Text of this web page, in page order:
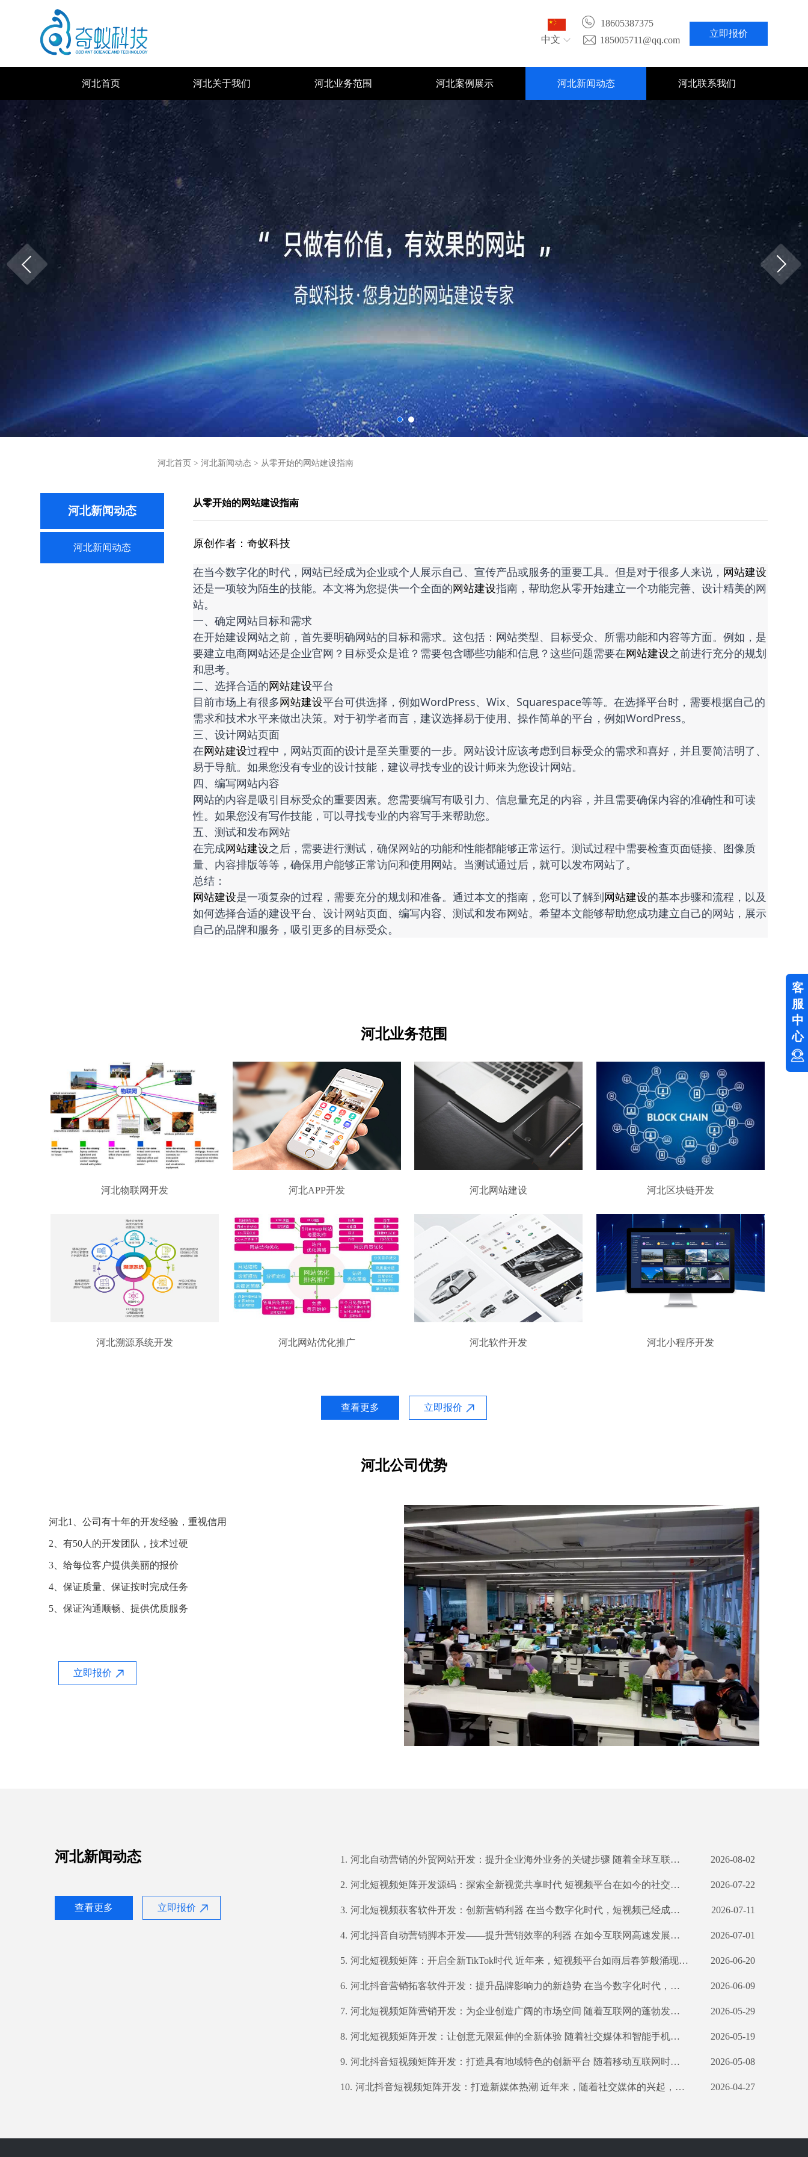
中文
18605387375
185005711@qq.com
立即报价
河北首页 河北关于我们 河北业务范围 河北案例展示 河北新闻动态 河北联系我们
河北首页 > 河北新闻动态> 从零开始的网站建设指南
河北新闻动态
河北新闻动态
从零开始的网站建设指南
原创作者：奇蚁科技
在当今数字化的时代，网站已经成为企业或个人展示自己、宣传产品或服务的重要工具。但是对于很多人来说， 网站建设
还是一项较为陌生的技能。本文将为您提供一个全面的网站建设指南，帮助您从零开始建立一个功能完善、设计精美的网
站。
一、确定网站目标和需求
在开始建设网站之前，首先要明确网站的目标和需求。这包括：网站类型、目标受众、所需功能和内容等方面。例如，是
要建立电商网站还是企业官网？目标受众是谁？需要包含哪些功能和信息？这些问题需要在网站建设之前进行充分的规划
和思考。
二、选择合适的网站建设平台
目前市场上有很多网站建设平台可供选择，例如WordPress、Wix、Squarespace等等。在选择平台时，需要根据自己的
需求和技术水平来做出决策。对于初学者而言，建议选择易于使用、操作简单的平台，例如WordPress。
三、设计网站页面
在网站建设过程中，网站页面的设计是至关重要的一步。网站设计应该考虑到目标受众的需求和喜好，并且要简洁明了、
易于导航。如果您没有专业的设计技能，建议寻找专业的设计师来为您设计网站。
四、编写网站内容
网站的内容是吸引目标受众的重要因素。您需要编写有吸引力、信息量充足的内容，并且需要确保内容的准确性和可读
性。如果您没有写作技能，可以寻找专业的内容写手来帮助您。
五、测试和发布网站
在完成网站建设之后，需要进行测试，确保网站的功能和性能都能够正常运行。测试过程中需要检查页面链接、图像质
量、内容排版等等，确保用户能够正常访问和使用网站。当测试通过后，就可以发布网站了。
总结：
网站建设是一项复杂的过程，需要充分的规划和准备。通过本文的指南，您可以了解到网站建设的基本步骤和流程，以及
如何选择合适的建设平台、设计网站页面、编写内容、测试和发布网站。希望本文能够帮助您成功建立自己的网站，展示
自己的品牌和服务，吸引更多的目标受众。
河北业务范围
河北物联网开发 河北APP开发 河北网站建设 河北区块链开发
河北溯源系统开发 河北网站优化推广 河北软件开发 河北小程序开发
查看更多 立即报价
河北公司优势
河北1、公司有十年的开发经验，重视信用
2、有50人的开发团队，技术过硬
3、给每位客户提供美丽的报价
4、保证质量、保证按时完成任务
5、保证沟通顺畅、提供优质服务
立即报价
河北新闻动态
查看更多 立即报价
1. 河北自动营销的外贸网站开发：提升企业海外业务的关键步骤 随着全球互联网的迅猛发展和经济全球化的深入推进，越来越多的中小企业开始意识到海外市场的巨大商机。作为中国重要的外贸省份之一，河北省的企业们也积极参与到国际贸易中来。在这个竞争激烈的时代，建立一个优质的外贸网站成为了河北企业进军国际市场的必然选择。 外贸网站的开发不仅仅是一个展示企业形象的平台，更是一种自动化营销工具。在传统的外贸模式下，企业需要投入大量的人力和资金成本，进行市场调研、找寻潜在客户、洽谈合作等一系列繁琐的工作。然而，通过建立一个自动 2026-08-02
2. 河北短视频矩阵开发源码：探索全新视觉共享时代 短视频平台在如今的社交媒体时代中扮演着重要的角色，它们让人们可以快速轻松地传播自己的创意和故事。河北短视频矩阵开发源码不仅仅是一个简单的视频分享平台，它更是一个开放创新的社交平台，为用户提供了一个展示自我的舞台。 随着移动互联网和智能手机的普及，人们越来越依赖短视频平台来表达自己的想法和分享生活的点滴。而河北短视频矩阵开发源码的出现，为大众提供了一个定制化的短视频平台解决方案。这个源码包含了各种丰富的功能和工具，让用户可以轻松创建、编辑和分享自己的短视频内 2026-07-22
3. 河北短视频获客软件开发：创新营销利器 在当今数字化时代，短视频已经成为了互联网中的一种主流内容形式。短视频以其短小精悍的特点，能够在短时间内吸引用户的注意力，传递信息和表达情感。对于企业而言，利用短视频来获得潜在客户成为了一种越来越受欢迎的营销策略。在河北，随着移动互联网的普及以及用户对视频内容的需求增加，河北短视频获客软件开发也随之兴起。 河北短视频获客软件开发旨在通过定制化开发适合不同企业需求的短视频软件，帮助企业提升品牌知名度、吸引潜在客户并最终实现销售增长。这些软件具备简洁易用的特点，可让用户 2026-07-11
4. 河北抖音自动营销脚本开发——提升营销效率的利器 在如今互联网高速发展的时代，社交媒体平台已经成为企业营销的重要渠道之一。而抖音作为中国最受欢迎的短视频平台之一，拥有庞大的用户群体和广阔的市场潜力，吸引了越来越多的企业和个人参与其中。然而，随着竞争的加剧，如何提高抖音营销效果却成为了摆在许多企业面前的难题。 河北抖音自动营销脚本的开发应运而生，它在提升营销效率、降低人力成本方面发挥着重要作用。这个脚本利用自动化技术，可以自动完成一系列繁琐的操作，帮助企业快速实现抖音营销目标，节省大量的人工劳动。 首先 2026-07-01
5. 河北短视频矩阵：开启全新TikTok时代 近年来，短视频平台如雨后春笋般涌现，在年轻人中掀起了一股热潮。而TikTok作为其中的佼佼者，以其独特魅力吸引了无数用户的关注。如今，河北省也在积极打造属于自己的TikTok短视频矩阵，开创全新的时代。 作为中国人口最多的省份之一，河北拥有庞大的潜在用户群体，这也为TikTok短视频的发展提供了巨大的市场潜力。为了更好地满足用户的需求，河北省积极引入了先进的技术和创新理念，努力打造具有竞争力的短视频矩阵。 首先，河北省致力于搭建一个多元化的内容创作生态系统。 2026-06-20
6. 河北抖音营销拓客软件开发：提升品牌影响力的新趋势 在当今数字化时代，企业的市场营销策略已经发生了重大的变化。尤其在社交媒体平台蓬勃发展的背景下，抖音作为中国最受欢迎的短视频应用之一，已经成为企业拓展品牌影响力和推广产品的利器。为了更好地利用抖音平台进行推广，越来越多的企业开始寻求河北抖音营销拓客软件的开发，以实现市场竞争的优势。 河北抖音营销拓客软件的开发在当地商业领域逐渐兴起。通过这种软件，企业可以更加高效地管理、推广和分析抖音账号。首先，该软件允许企业通过一套集成的工具来管理抖音账号，包括发布内容 2026-06-09
7. 河北短视频矩阵营销开发：为企业创造广阔的市场空间 随着互联网的蓬勃发展和短视频行业的兴起，越来越多的企业开始探索短视频营销的潜力。作为一个新兴的营销手段，短视频在吸引用户注意力、传播品牌形象以及促进销售转化方面都具有巨大的潜力。而在河北地区，短视频矩阵营销开发已经成为各大企业推广战略的重要组成部分。 短视频矩阵营销是指利用多个短视频平台进行宣传，通过不同的短视频内容形式和渠道覆盖面广，将企业信息传播给更多的潜在用户。在河北地区，短视频平台如火如荼地发展，用户规模庞大，因此选择合适的短视频平台进行矩阵营 2026-05-29
8. 河北短视频矩阵开发：让创意无限延伸的全新体验 随着社交媒体和智能手机的普及，短视频成为了人们信息传递和娱乐消遣的重要方式。一方面，短视频可以迅速传递信息，吸引用户的注意力；另一方面，它也为用户提供了发挥创意和表达自我的平台。在这样的背景下，河北短视频矩阵开发应运而生。 什么是河北短视频矩阵开发呢？简单来说，它指的是在河北地区开发一套完整而多样化的短视频平台和相关技术，旨在满足用户的不同需求。这个矩阵包括了视频创作、编辑、分享等多个环节，以及丰富的功能和工具，让用户能够轻松地制作出个性化、精彩纷呈的短视 2026-05-19
9. 河北抖音短视频矩阵开发：打造具有地域特色的创新平台 随着移动互联网时代的到来，短视频平台成为了新一代用户获取信息、展示自我的重要渠道。而在这其中，抖音作为国内最受欢迎的短视频应用，已经成为了年轻人娱乐、交流和展示才华的主要平台之一。尤其对于河北地区这样的近几年发展迅猛的地区来说，开发一个具有地域特色的抖音短视频矩阵将是一项具有巨大商机和潜力的创新举措。 河北作为一个历史悠久、文化底蕴深厚的地区，拥有着独特而多样的旅游资源、民俗文化和美食特色。这些独特的地域特色，为河北打造一个具有同城特色的抖音短视频矩 2026-05-08
10. 河北抖音短视频矩阵开发：打造新媒体热潮 近年来，随着社交媒体的兴起，短视频行业成为了新的热点。作为一种全新的媒体形式，短视频通过简洁有趣的内容，迅速吸引了大量用户的目光。在河北省，抖音短视频矩阵开发已经成为许多机构和企业追求的目标。本文将探讨这一潮流背后的原因，以及如何有效开发河北抖音短视频矩阵。 抖音短视频平台是目前最受欢迎的短视频社交平台之一，以其简洁、轻松的特点，迅速在年轻人中流行起来。在河北省，人们纷纷加入抖音的行列，通过上传自己的创作来展示个人才华和生活点滴。而对于机构和企业来说，抖音短视频 2026-04-27
客
服
中
心